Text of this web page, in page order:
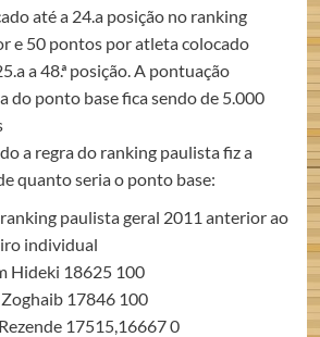
até a 24.a posição no ranking
e 50 pontos por atleta colocado
a 48.ª posição. A pontuação
do ponto base fica sendo de 5.000
a regra do ranking paulista fiz a
quanto seria o ponto base:
paulista geral 2011 anterior ao
individual
Hideki 18625 100
Zoghaib 17846 100
17515,16667 0